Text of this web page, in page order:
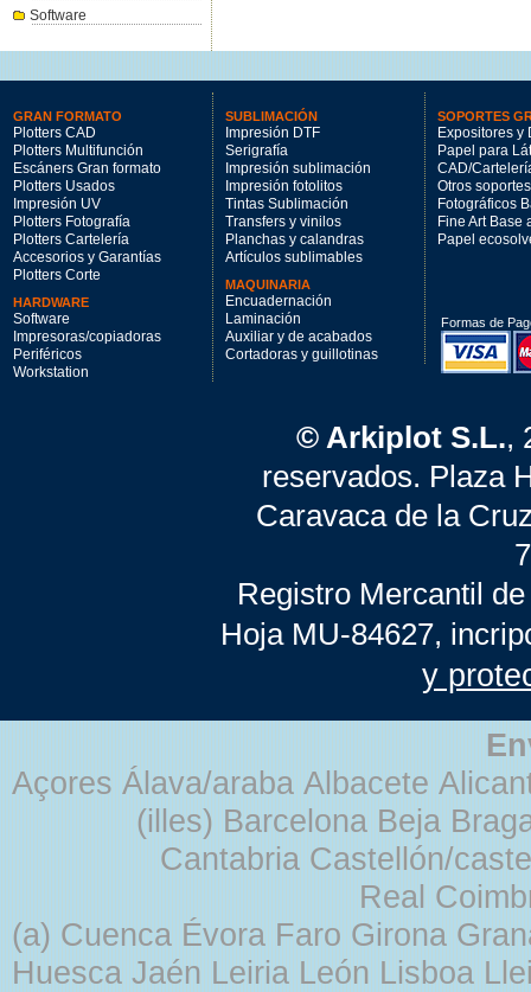
Software
GRAN FORMATO
Plotters CAD
Plotters Multifunción
Escáners Gran formato
Plotters Usados
Impresión UV
Plotters Fotografía
Plotters Cartelería
Accesorios y Garantías
Plotters Corte
HARDWARE
Software
Impresoras/copiadoras
Periféricos
Workstation
SUBLIMACIÓN
Impresión DTF
Serigrafía
Impresión sublimación
Impresión fotolitos
Tintas Sublimación
Transfers y vinilos
Planchas y calandras
Artículos sublimables
MAQUINARIA
Encuadernación
Laminación
Auxiliar y de acabados
Cortadoras y guillotinas
SOPORTES
Expositores y
Papel para
CAD/
Otros soportes
Fotográficos
Fine Art Base
Papel
Formas de
© Arkiplot S.L.,
reservados. Plaza
Caravaca de la
Registro Mercantil
Hoja MU-84627,
y
Açores Álava/araba Albacete
(illes) Barcelona Beja
Cantabria Castellón/
Real
(a) Cuenca Évora Faro Girona
Huesca Jaén Leiria León Lisboa